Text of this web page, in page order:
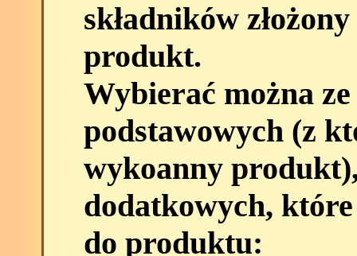
składników
produkt.
Wybierać można
podstawowych (z
wykoanny
dodatkowych,
do produktu: